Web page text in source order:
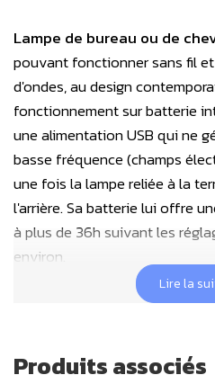
Lampe de bureau ou de
pouvant fonctionner sans fil
d'ondes, au design
fonctionnement sur batterie
une alimentation USB qui ne
basse fréquence (champs
une fois la lampe reliée à la
l'arrière. Sa batterie lui offre
à plus de 36h suivant les
environ.
A/USB-C avec câble USB-A
Lire la
Produits associés